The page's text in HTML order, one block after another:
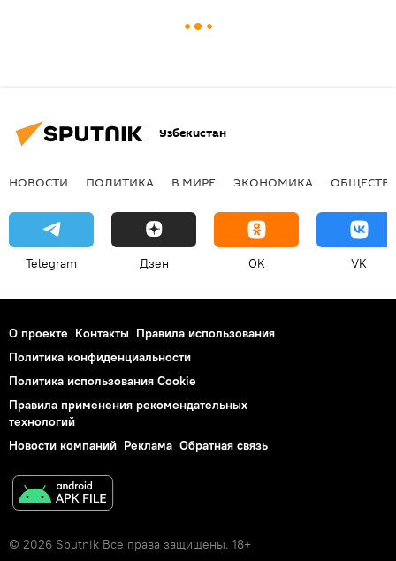
Узбекистан
НОВОСТИ ПОЛИТИКА В МИРЕ ЭКОНОМИКА
Telegram Дзен OK VK
О проекте Контакты Правила использования
Политика конфиденциальности
Политика использования Cookie
Правила применения рекомендательных
технологий
Новости компаний Реклама Обратная связь
© 2026 Sputnik Все права защищены. 18+